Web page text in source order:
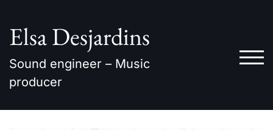
content
Elsa Desjardins
Sound engineer – Music
producer